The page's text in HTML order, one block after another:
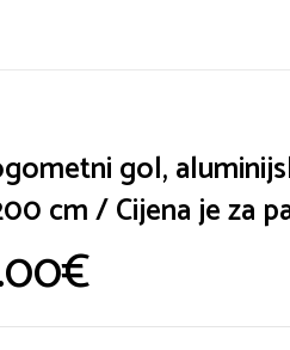
gol,
cm / Cijena je za
€